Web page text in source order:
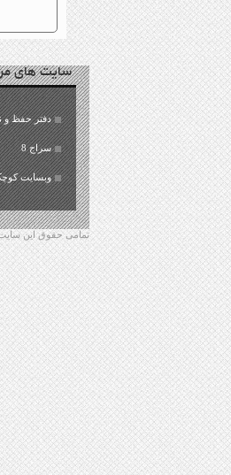
سایت های
دفتر حفظ و
سراج 8
وبسایت
تمامی حقوق این سایت